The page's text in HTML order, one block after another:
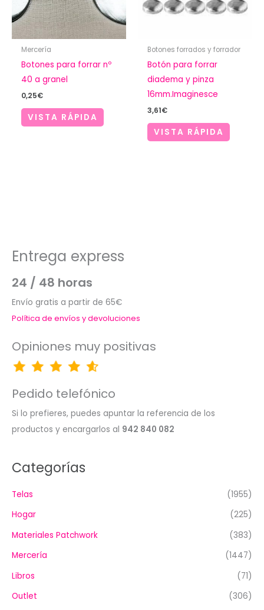
Mercería
Botones para forrar nº
40 a granel
0,25€
VISTA RÁPIDA
Botones forrados y forrador
Botón para forrar
diadema y pinza
16mm.Imaginesce
3,61€
VISTA RÁPIDA
Entrega express
24 / 48 horas
Envío gratis a partir de 65€
Política de envíos y devoluciones
Opiniones muy positivas
Pedido telefónico
Si lo prefieres, puedes apuntar la referencia de los
productos y encargarlos al 942 840 082
Categorías
Telas
(1955)
Hogar
(225)
Materiales Patchwork
(383)
Mercería
(1447)
Libros
(71)
Outlet
(306)